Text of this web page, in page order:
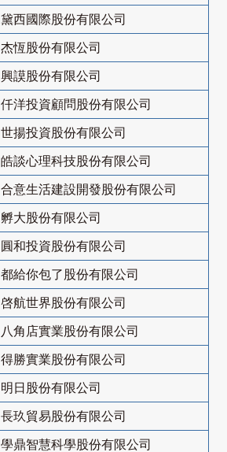
黛西國際股份有限公司
杰恆股份有限公司
興謨股份有限公司
仟洋投資顧問股份有限公司
世揚投資股份有限公司
皓談心理科技股份有限公司
合意生活建設開發股份有限公司
孵大股份有限公司
圓和投資股份有限公司
都給你包了股份有限公司
啓航世界股份有限公司
八角店實業股份有限公司
得勝實業股份有限公司
明日股份有限公司
長玖貿易股份有限公司
學鼎智慧科學股份有限公司